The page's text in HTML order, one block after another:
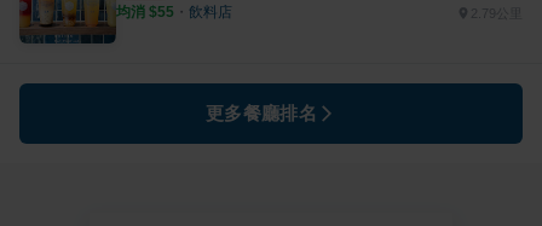
均消 $55 ・ 飲料店
更多餐廳排名